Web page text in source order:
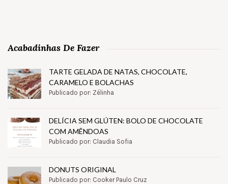
Acabadinhas De Fazer
TARTE GELADA DE NATAS, CHOCOLATE,
CARAMELO E BOLACHAS
Publicado por: Zélinha
DELÍCIA SEM GLÚTEN: BOLO DE CHOCOLATE
COM AMÊNDOAS
Publicado por: Claudia Sofia
DONUTS ORIGINAL
Publicado por: Cooker Paulo Cruz